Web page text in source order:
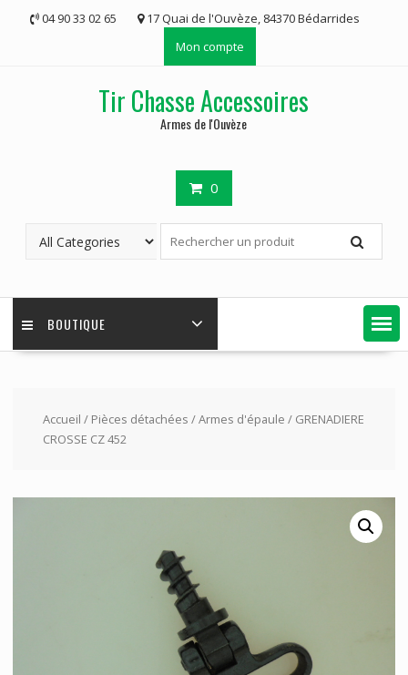
04 90 33 02 65
17 Quai de l'Ouvèze, 84370 Bédarrides
Mon compte
Tir Chasse Accessoires
Armes de l'Ouvèze
0
BOUTIQUE
Accueil / Pièces détachées /Armes d'épaule / GRENADIERE
CROSSE CZ 452